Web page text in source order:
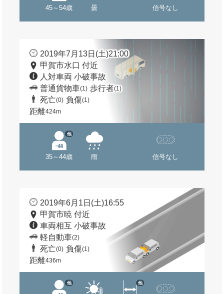
45～54歳 曇 信号なし
2019年7月13日(土)21:00
甲賀市水口 付近
人対車両 小破事故
普通貨物車(1) 歩行者(1)
死亡(0) 負傷(1)
距離424m
35～44歳
他
雨 信号なし
2019年6月1日(土)16:55
甲賀市暁 付近
車両相互 小破事故
軽自動車(2)
死亡(0) 負傷(1)
距離436m
他 他